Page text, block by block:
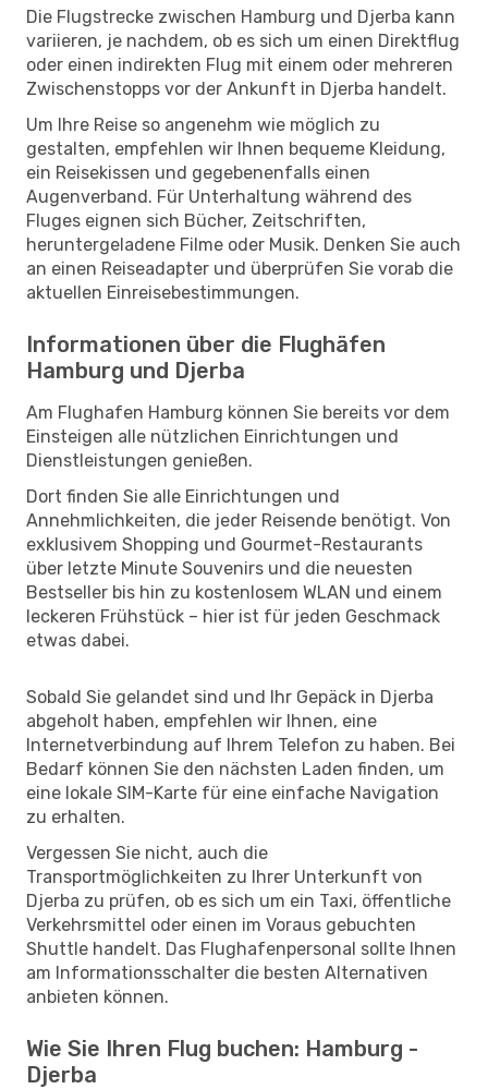
Die Flugstrecke zwischen Hamburg und Djerba kann
variieren, je nachdem, ob es sich um einen Direktflug
oder einen indirekten Flug mit einem oder mehreren
Zwischenstopps vor der Ankunft in Djerba handelt.
Um Ihre Reise so angenehm wie möglich zu
gestalten, empfehlen wir Ihnen bequeme Kleidung,
ein Reisekissen und gegebenenfalls einen
Augenverband. Für Unterhaltung während des
Fluges eignen sich Bücher, Zeitschriften,
heruntergeladene Filme oder Musik. Denken Sie auch
an einen Reiseadapter und überprüfen Sie vorab die
aktuellen Einreisebestimmungen.
Informationen über die Flughäfen
Hamburg und Djerba
Am Flughafen Hamburg können Sie bereits vor dem
Einsteigen alle nützlichen Einrichtungen und
Dienstleistungen genießen.
Dort finden Sie alle Einrichtungen und
Annehmlichkeiten, die jeder Reisende benötigt. Von
exklusivem Shopping und Gourmet-Restaurants
über letzte Minute Souvenirs und die neuesten
Bestseller bis hin zu kostenlosem WLAN und einem
leckeren Frühstück – hier ist für jeden Geschmack
etwas dabei.
Sobald Sie gelandet sind und Ihr Gepäck in Djerba
abgeholt haben, empfehlen wir Ihnen, eine
Internetverbindung auf Ihrem Telefon zu haben. Bei
Bedarf können Sie den nächsten Laden finden, um
eine lokale SIM-Karte für eine einfache Navigation
zu erhalten.
Vergessen Sie nicht, auch die
Transportmöglichkeiten zu Ihrer Unterkunft von
Djerba zu prüfen, ob es sich um ein Taxi, öffentliche
Verkehrsmittel oder einen im Voraus gebuchten
Shuttle handelt. Das Flughafenpersonal sollte Ihnen
am Informationsschalter die besten Alternativen
anbieten können.
Wie Sie Ihren Flug buchen: Hamburg -
Djerba